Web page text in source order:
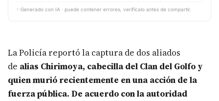
✨ Generado con IA · puede contener errores, verifícalo antes de compartir.
La Policía reportó la captura de dos aliados
de alias Chirimoya, cabecilla del Clan del Golfo y
quien murió recientemente en una acción de la
fuerza pública. De acuerdo con la autoridad